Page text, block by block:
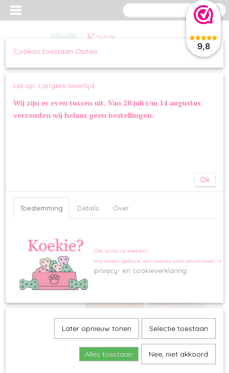
9,8
Inloggen
Home>OVERIG>VOERBAKKEN>Banbury & Co Voerbak
Cookies toestaan Opties
Let op: Langere levertijd
Wij zijn er even tussen uit. Van 28 juli t/m 14 augustus
verzenden wij helaas geen bestellingen.
Ok
Toestemming Details Over
Ook zo dol op koekjes?
Wij maken gebruik van cookies zoals omschreven in
privacy- en cookieverklaring.
Later opnieuw tonen Selectie toestaan
Alles toestaan Nee, niet akkoord